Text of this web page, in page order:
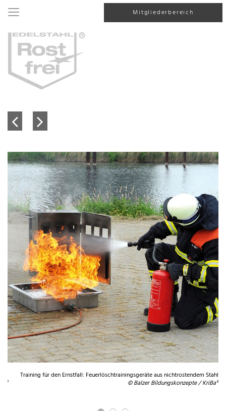
Mitgliederbereich
Training für den Ernstfall: Feuerlöschtrainingsgeräte aus nichtrostendem Stahl
© Balzer Bildungskonzepte / KriBa®